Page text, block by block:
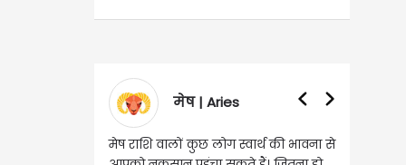
मेष | Aries
राशि वालों कुछ लोग स्वार्थ की भावना से
वृषभ | Taurus
वृष राशि वालों आय के स्त्रोत बढ़ने